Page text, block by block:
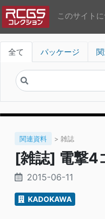
このサイト
全て パッケージ
関連資料 > 雑誌
[雑誌] 電撃4
2015-06-11
KADOKAWA